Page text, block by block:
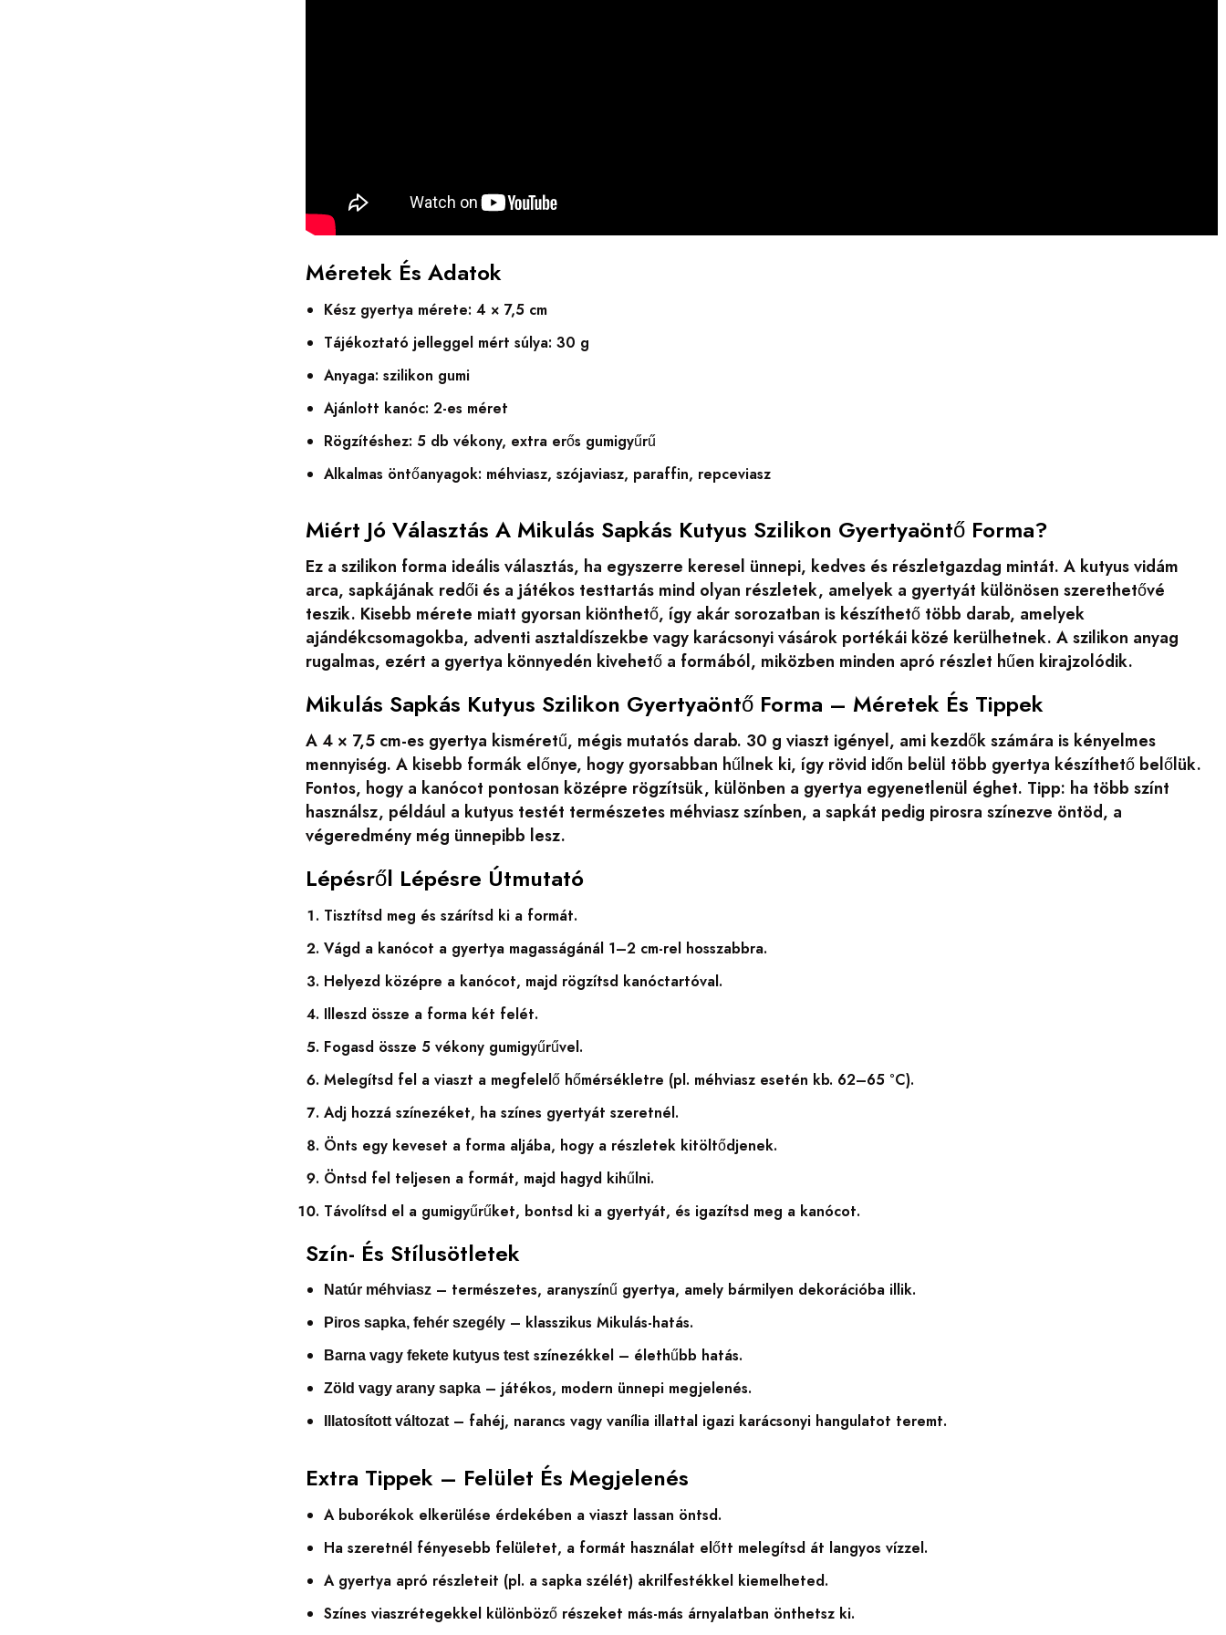
Méretek És Adatok
Kész gyertya mérete: 4 × 7,5 cm
Tájékoztató jelleggel mért súlya: 30 g
Anyaga: szilikon gumi
Ajánlott kanóc: 2-es méret
Rögzítéshez: 5 db vékony, extra erős gumigyűrű
Alkalmas öntőanyagok: méhviasz, szójaviasz, paraffin, repceviasz
Miért Jó Választás A Mikulás Sapkás Kutyus Szilikon Gyertyaöntő Forma?
Ez a szilikon forma ideális választás, ha egyszerre keresel ünnepi, kedves és részletgazdag mintát. A kutyus vidám
arca, sapkájának redői és a játékos testtartás mind olyan részletek, amelyek a gyertyát különösen szerethetővé
teszik. Kisebb mérete miatt gyorsan kiönthető, így akár sorozatban is készíthető több darab, amelyek
ajándékcsomagokba, adventi asztaldíszekbe vagy karácsonyi vásárok portékái közé kerülhetnek. A szilikon anyag
rugalmas, ezért a gyertya könnyedén kivehető a formából, miközben minden apró részlet hűen kirajzolódik.
Mikulás Sapkás Kutyus Szilikon Gyertyaöntő Forma – Méretek És Tippek
A 4 × 7,5 cm-es gyertya kisméretű, mégis mutatós darab. 30 g viaszt igényel, ami kezdők számára is kényelmes
mennyiség. A kisebb formák előnye, hogy gyorsabban hűlnek ki, így rövid időn belül több gyertya készíthető belőlük.
Fontos, hogy a kanócot pontosan középre rögzítsük, különben a gyertya egyenetlenül éghet. Tipp: ha több színt
használsz, például a kutyus testét természetes méhviasz színben, a sapkát pedig pirosra színezve öntöd, a
végeredmény még ünnepibb lesz.
Lépésről Lépésre Útmutató
Tisztítsd meg és szárítsd ki a formát.
Vágd a kanócot a gyertya magasságánál 1–2 cm-rel hosszabbra.
Helyezd középre a kanócot, majd rögzítsd kanóctartóval.
Illeszd össze a forma két felét.
Fogasd össze 5 vékony gumigyűrűvel.
Melegítsd fel a viaszt a megfelelő hőmérsékletre (pl. méhviasz esetén kb. 62–65 °C).
Adj hozzá színezéket, ha színes gyertyát szeretnél.
Önts egy keveset a forma aljába, hogy a részletek kitöltődjenek.
Öntsd fel teljesen a formát, majd hagyd kihűlni.
Távolítsd el a gumigyűrűket, bontsd ki a gyertyát, és igazítsd meg a kanócot.
Szín- És Stílusötletek
Natúr méhviasz – természetes, aranyszínű gyertya, amely bármilyen dekorációba illik.
Piros sapka, fehér szegély – klasszikus Mikulás-hatás.
Barna vagy fekete kutyus testszínezékkel – élethűbb hatás.
Zöld vagy arany sapka – játékos, modern ünnepi megjelenés.
Illatosított változat– fahéj, narancs vagy vanília illattal igazi karácsonyi hangulatot teremt.
Extra Tippek – Felület És Megjelenés
A buborékok elkerülése érdekében a viaszt lassan öntsd.
Ha szeretnél fényesebb felületet, a formát használat előtt melegítsd át langyos vízzel.
A gyertya apró részleteit (pl. a sapka szélét) akrilfestékkel kiemelheted.
Színes viaszrétegekkel különböző részeket más-más árnyalatban önthetsz ki.